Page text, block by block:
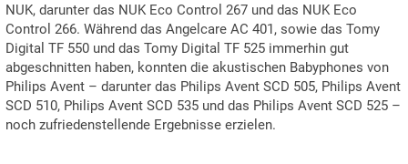
NUK, darunter das NUK Eco Control 267 und das NUK Eco
Control 266. Während das Angelcare AC 401, sowie das Tomy
Digital TF 550 und das Tomy Digital TF 525 immerhin gut
abgeschnitten haben, konnten die akustischen Babyphones von
Philips Avent – darunter das Philips Avent SCD 505, Philips Avent
SCD 510, Philips Avent SCD 535 und das Philips Avent SCD 525 –
noch zufriedenstellende Ergebnisse erzielen.